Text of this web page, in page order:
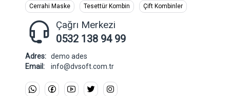
Cerrahi Maske Tesettür Kombin Çift Kombinler
Çağrı Merkezi
0532 138 94 99
Adres: demo ades
Email:
info@dvsoft.com.tr